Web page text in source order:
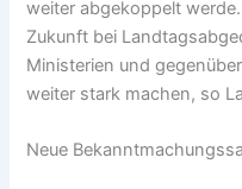
weiter abgekoppelt
Zukunft bei
Ministerien und
weiter stark machen, so
Neue